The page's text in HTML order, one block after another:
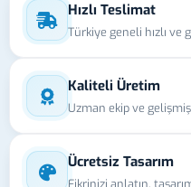
Hızlı Teslimat
Türkiye geneli hızlı ve
Kaliteli Üretim
Uzman ekip ve
Ücretsiz Tasarım